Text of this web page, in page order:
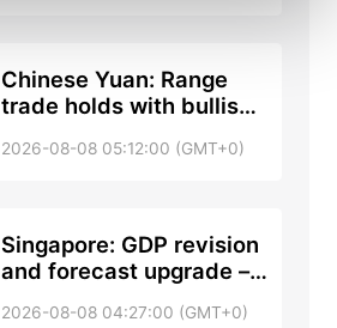
Chinese Yuan: Range
trade holds with bullish
UOB
2026-08-08 05:12:00 (GMT+0)
Singapore: GDP revision
and forecast upgrade –
2026-08-08 04:27:00 (GMT+0)